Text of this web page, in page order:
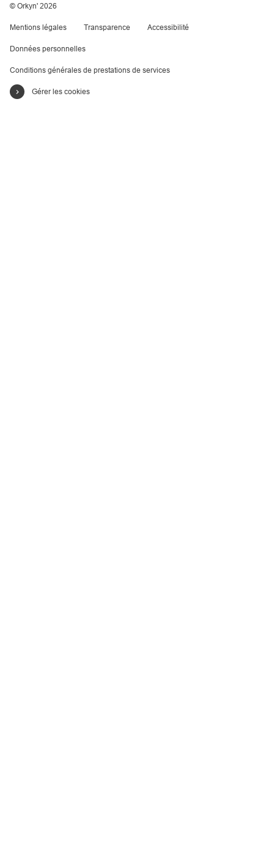
© Orkyn' 2026
Mentions légales Transparence Accessibilité
Données personnelles
Conditions générales de prestations de services
Gérer les cookies